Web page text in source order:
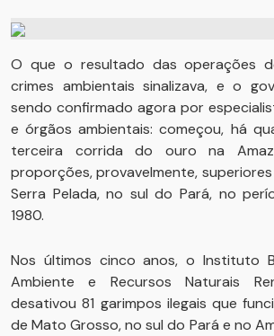
O que o resultado das operações
crimes ambientais sinalizava, e o
sendo confirmado agora por
e órgãos ambientais: começou, há
terceira corrida do ouro na
proporções, provavelmente,
Serra Pelada, no sul do Pará, no
1980.
Nos últimos cinco anos, o Instituto
Ambiente e Recursos Naturais
desativou 81 garimpos ilegais que
de Mato Grosso, no sul do Pará e no